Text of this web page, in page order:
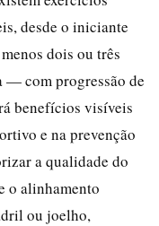
desde o iniciante
dois ou três
— com progressão de
benefícios visíveis
e na prevenção
a qualidade do
o alinhamento
ou joelho,